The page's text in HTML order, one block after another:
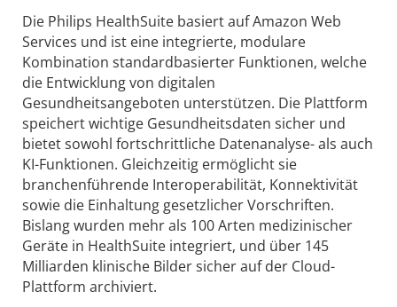
Die Philips HealthSuite basiert auf Amazon Web
Services und ist eine integrierte, modulare
Kombination standardbasierter Funktionen, welche
die Entwicklung von digitalen
Gesundheitsangeboten unterstützen. Die Plattform
speichert wichtige Gesundheitsdaten sicher und
bietet sowohl fortschrittliche Datenanalyse- als auch
KI-Funktionen. Gleichzeitig ermöglicht sie
branchenführende Interoperabilität, Konnektivität
sowie die Einhaltung gesetzlicher Vorschriften.
Bislang wurden mehr als 100 Arten medizinischer
Geräte in HealthSuite integriert, und über 145
Milliarden klinische Bilder sicher auf der Cloud-
Plattform archiviert.